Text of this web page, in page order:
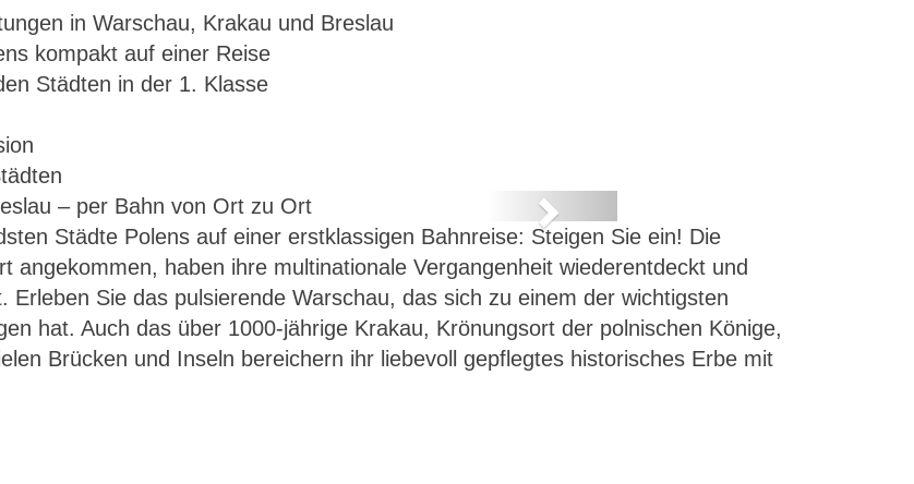
in Warschau, Krakau und Breslau
kompakt auf einer Reise
Städten in der 1. Klasse
– Krakau – Breslau – per Bahn von Ort zu Ort
Next
Städte Polens auf einer erstklassigen Bahnreise: Steigen Sie ein! Die
angekommen, haben ihre multinationale Vergangenheit wiederentdeckt und
Sie das pulsierende Warschau, das sich zu einem der wichtigsten
hat. Auch das über 1000-jährige Krakau, Krönungsort der polnischen Könige,
Brücken und Inseln bereichern ihr liebevoll gepflegtes historisches Erbe mit